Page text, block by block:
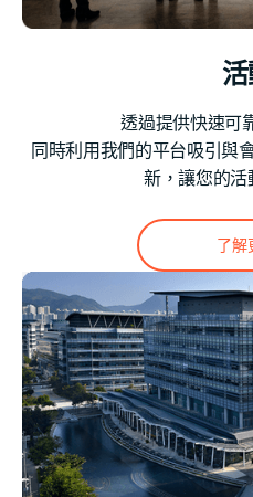
透過提供快速可
同時利用我們的平台吸引與
新，讓您的活
了解